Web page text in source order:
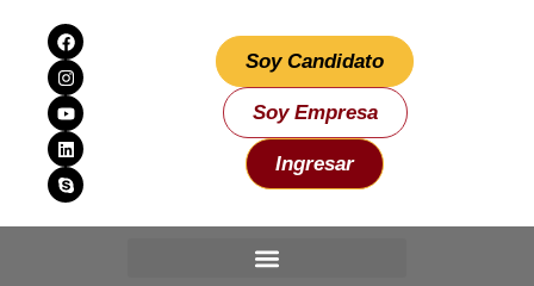
Soy Candidato
Soy Empresa
Ingresar